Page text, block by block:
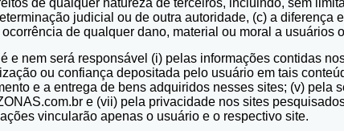
judicial ou de outra autoridade, (c) a diferença
de qualquer dano, material ou moral a usuários
e nem será responsável (i) pelas informações contidas
ou confiança depositada pelo usuário em tais
e a entrega de bens adquiridos nesses sites; (v)
e (vii) pela privacidade nos sites
vincularão apenas o usuário e o respectivo site.